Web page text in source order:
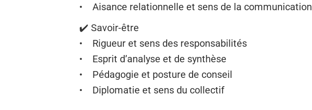
• Aisance relationnelle et sens de la communication
✔️ Savoir-être
• Rigueur et sens des responsabilités
• Esprit d’analyse et de synthèse
• Pédagogie et posture de conseil
• Diplomatie et sens du collectif